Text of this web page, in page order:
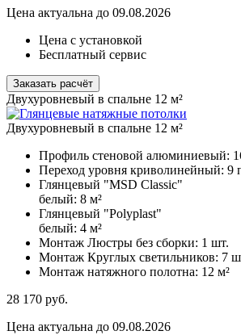
Цена актуальна до 09.08.2026
Цена с установкой
Бесплатный сервис
Заказать расчёт
Двухуровневый в спальне 12 м²
Двухуровневый в спальне 12 м²
Профиль стеновой алюминиевый:
Переход уровня криволинейный: 9
Глянцевый "MSD Classic"
белый: 8 м²
Глянцевый "Polyplast"
белый: 4 м²
Монтаж Люстры без сборки: 1 шт.
Монтаж Круглых светильников: 7
Монтаж натяжного полотна: 12 м²
28 170 руб.
Цена актуальна до 09.08.2026